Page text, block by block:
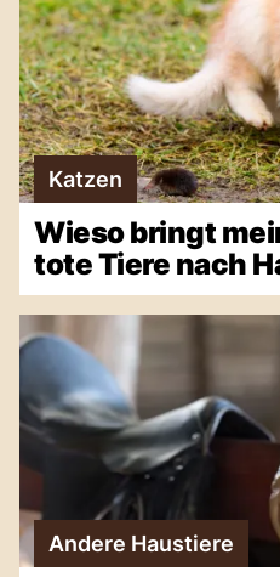
Katzen
Wieso bringt
tote Tiere nach
Andere Haustiere